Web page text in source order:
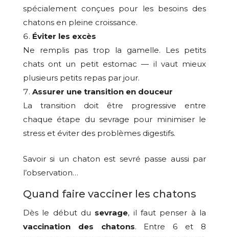
spécialement conçues pour les besoins des
chatons en pleine croissance.
Éviter les excès
Ne remplis pas trop la gamelle. Les petits
chats ont un petit estomac — il vaut mieux
plusieurs petits repas par jour.
Assurer une transition en douceur
La transition doit être progressive entre
chaque étape du sevrage pour minimiser le
stress et éviter des problèmes digestifs.
Savoir si un chaton est sevré passe aussi par
l’observation…
Quand faire vacciner les chatons
Dès le début du sevrage, il faut penser à la
vaccination des chatons. Entre 6 et 8